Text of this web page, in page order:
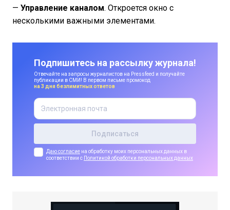
— Управление каналом. Откроется окно с
несколькими важными элементами.
Подпишитесь на рассылку журнала!
Отвечайте на запросы журналистов на Pressfeed и получайте
публикации в СМИ! В первом письме промокод
на 3 дня безлимитных ответов
Даю согласие на обработку моих персональных данных в
соответствии с Политикой обработки персональных данных